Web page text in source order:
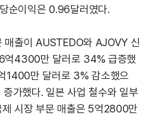
순이익은 0.96달러였다.
매출이 AUSTEDO와 AJOVY 신
억4300만 달러로 34% 급증했
1400만 달러로 3% 감소했으
가했다. 일본 사업 철수와 일부
시장 부문 매출은 5억2800만